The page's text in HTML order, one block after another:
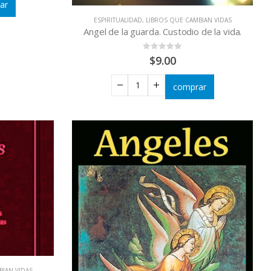
ESPIRITUALIDAD, LIBROS QUE CAMBIAN VIDAS
Angel de la guarda. Custodio de la vida.
out of 5
$9.00
comprar